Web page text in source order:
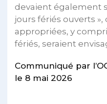
devaient également
jours fériés ouverts
appropriées, y
fériés, seraient
Communiqué par
le 8 mai 2026